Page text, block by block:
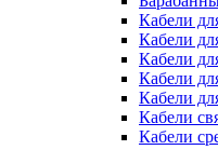
Кабели
Кабели
Кабели
Кабели
Кабели
Кабели
Кабели